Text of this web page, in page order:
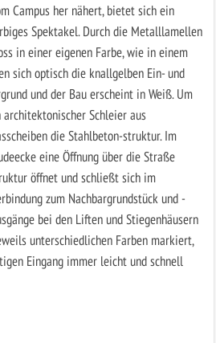
Campus her nähert, bietet sich ein
Spektakel. Durch die Metalllamellen
in einer eigenen Farbe, wie in einem
sich optisch die knallgelben Ein- und
und der Bau erscheint in Weiß. Um
Schleier aus
die Stahlbeton-struktur. Im
eine Öffnung über die Straße
öffnet und schließt sich im
zum Nachbargrundstück und -
bei den Liften und Stiegenhäusern
unterschiedlichen Farben markiert,
Eingang immer leicht und schnell